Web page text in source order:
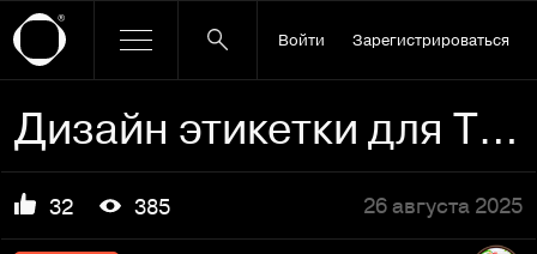
Войти Зарегистрироваться
Дизайн этикетки для ТМ "Лукашинские"
32 385 26 августа 2025